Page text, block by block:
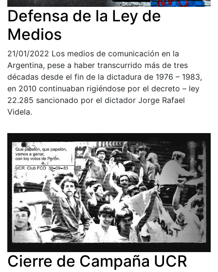
Defensa de la Ley de
Medios
21/01/2022 Los medios de comunicación en la
Argentina, pese a haber transcurrido más de tres
décadas desde el fin de la dictadura de 1976 – 1983,
en 2010 continuaban rigiéndose por el decreto – ley
22.285 sancionado por el dictador Jorge Rafael
Videla.
Cierre de Campaña UCR